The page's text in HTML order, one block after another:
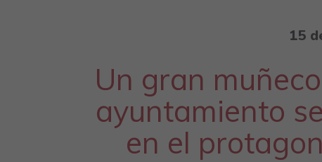
15
Un gran
ayuntamiento
en el